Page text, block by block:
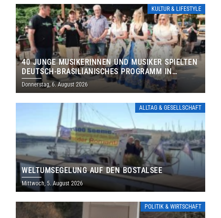
KULTUR & LIFESTYLE
40 JUNGE MUSIKERINNEN UND MUSIKER SPIELTEN
DEUTSCH-BRASILIANISCHES PROGRAMM IN
THOLEY
Donnerstag, 6. August 2026
ALLTAG & GESELLSCHAFT
WELTUMSEGELUNG AUF DEN BOSTALSEE
Mittwoch, 5. August 2026
POLITIK & WIRTSCHAFT